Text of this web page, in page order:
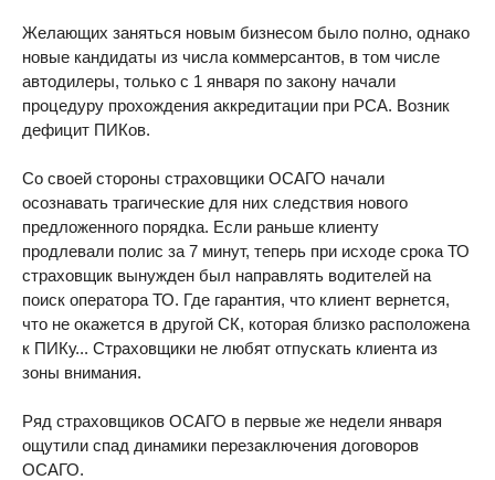
Желающих заняться новым бизнесом было полно, однако
новые кандидаты из числа коммерсантов, в том числе
автодилеры, только с 1 января по закону начали
процедуру прохождения аккредитации при РСА. Возник
дефицит ПИКов.
Со своей стороны страховщики ОСАГО начали
осознавать трагические для них следствия нового
предложенного порядка. Если раньше клиенту
продлевали полис за 7 минут, теперь при исходе срока ТО
страховщик вынужден был направлять водителей на
поиск оператора ТО. Где гарантия, что клиент вернется,
что не окажется в другой СК, которая близко расположена
к ПИКу... Страховщики не любят отпускать клиента из
зоны внимания.
Ряд страховщиков ОСАГО в первые же недели января
ощутили спад динамики перезаключения договоров
ОСАГО.